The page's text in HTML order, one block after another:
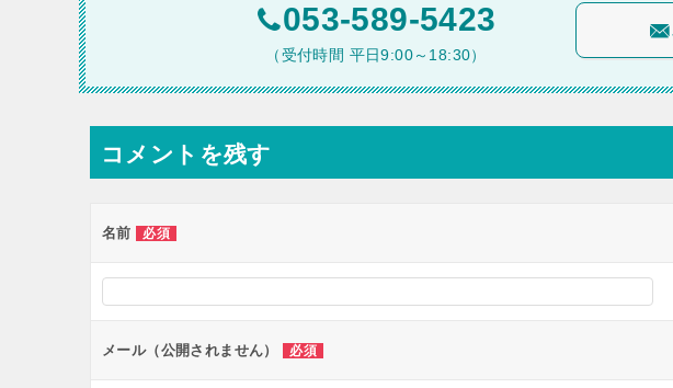
053-589-5423
（受付時間 平日9:00～18:30）
コメントを残す
名前 必須
メール（公開されません） 必須